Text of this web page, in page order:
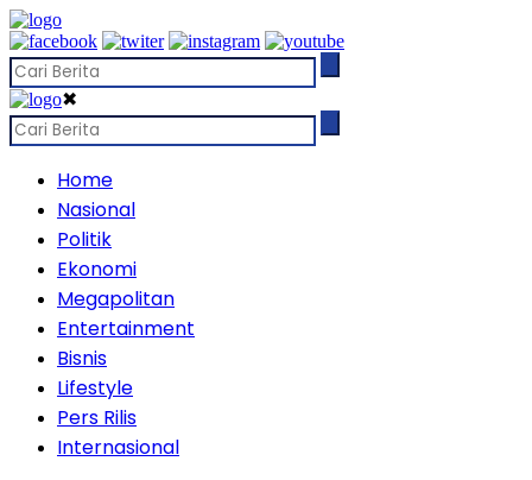
✖
Home
Nasional
Politik
Ekonomi
Megapolitan
Entertainment
Bisnis
Lifestyle
Pers Rilis
Internasional